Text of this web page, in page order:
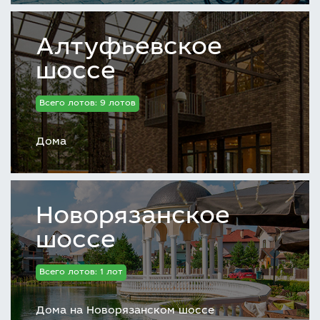
Транспортная доступность
Территория, благоустройство
Природное окружение
Инфраструктура
Архитектура
Коммуникации
Алтуфьевское
шоссе
Всего лотов: 9 лотов
Дома
Новорязанское
шоссе
Всего лотов: 1 лот
Дома на Новорязанском шоссе